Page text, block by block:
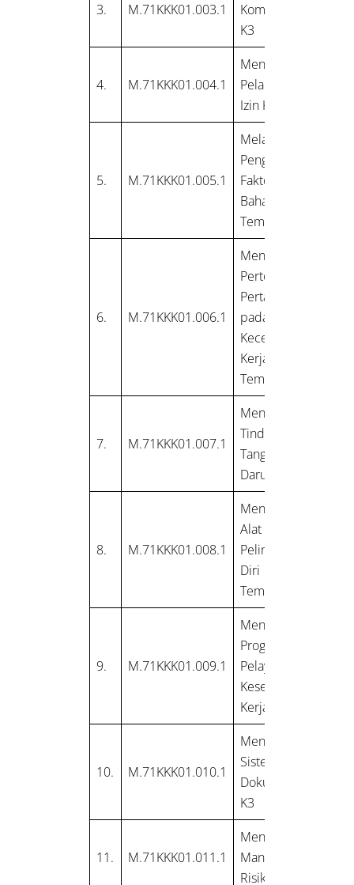
3. M.71KKK01.003.1
Komunikasi
K3
4. M.71KKK01.004.1
Mengawasi
Pelaksanaan
Izin Kerja
5. M.71KKK01.005.1
Melakukan
Pengukuran
Faktor
Bahaya di
Tempat Kerja
6. M.71KKK01.006.1
Mengelola
Pertolongan
Pertama
pada
Kecelakaan
Kerja (P3K) di
Tempat Kerja
7. M.71KKK01.007.1
Mengelola
Tindakan
Tanggap
Darurat
8. M.71KKK01.008.1
Mengelola
Alat
Pelindung
Diri (APD) di
Tempat Kerja
9. M.71KKK01.009.1
Menerapkan
Program
Pelayanan
Kesehatan
Kerja
10. M.71KKK01.010.1
Mengelola
Sistem
Dokumentasi
K3
11. M.71KKK01.011.1
Menerapkan
Manajemen
Risiko K3